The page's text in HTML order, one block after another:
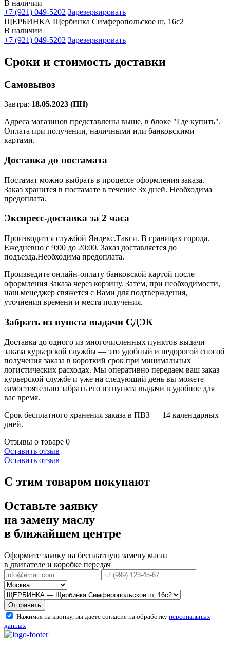
В наличии
+7 (921) 049-5202 Зарезервировать
ЩЕРБИНКА Щербинка Симферопольское ш, 16с2
В наличии
+7 (921) 049-5202 Зарезервировать
Сроки и стоимость доставки
Самовывоз
Завтра: 18.05.2023 (ПН)
Адреса магазинов представлены выше, в блоке "Где купить".
Оплата при получении, наличными или банковскими
картами.
Доставка до постамата
Постамат можно выбрать в процессе оформления заказа.
Заказ хранится в постамате в течение 3х дней. Необходима
предоплата.
Экспресс-доставка за 2 часa
Производится службой Яндекс.Такси. В границах города.
Ежедневно с 9:00 до 20:00. Заказ доставляется до
подъезда.Необходима предоплата.
Произведите онлайн-оплату банковской картой после
оформления Заказа через корзину. Затем, при необходимости,
наш менеджер свяжется с Вами для подтверждения,
уточнения времени и места получения.
Забрать из пункта выдачи СДЭК
Доставка до одного из многочисленных пунктов выдачи
заказа курьерской службы — это удобный и недорогой способ
получения заказа в короткий срок при минимальных
логистических расходах. Мы оперативно передаем ваш заказ
курьерской службе и уже на следующий день вы можете
самостоятельно забрать его из пункта выдачи в удобное для
вас время.
Срок бесплатного хранения заказа в ПВЗ — 14 календарных
дней.
Отзывы о товаре 0
Оставить отзыв
Оставить отзыв
С этим товаром покупают
Оставьте заявку
на замену маслу
в ближайшем центре
Оформите заявку на бесплатную замену масла
в двигателе и коробке передач
Отправить
Нажимая на кнопку, вы даете согласие на обработку персональных
данных